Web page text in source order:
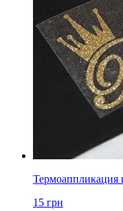
Термоаппликация
15 грн